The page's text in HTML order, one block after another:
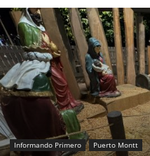
Informando Primero Puerto Montt